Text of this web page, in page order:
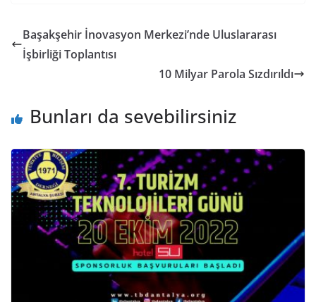
Başakşehir İnovasyon Merkezi’nde Uluslararası
İşbirliği Toplantısı
10 Milyar Parola Sızdırıldı
Bunları da sevebilirsiniz